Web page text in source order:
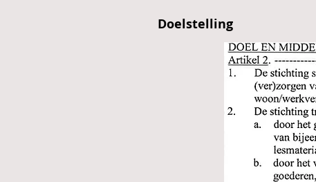
Doelstelling